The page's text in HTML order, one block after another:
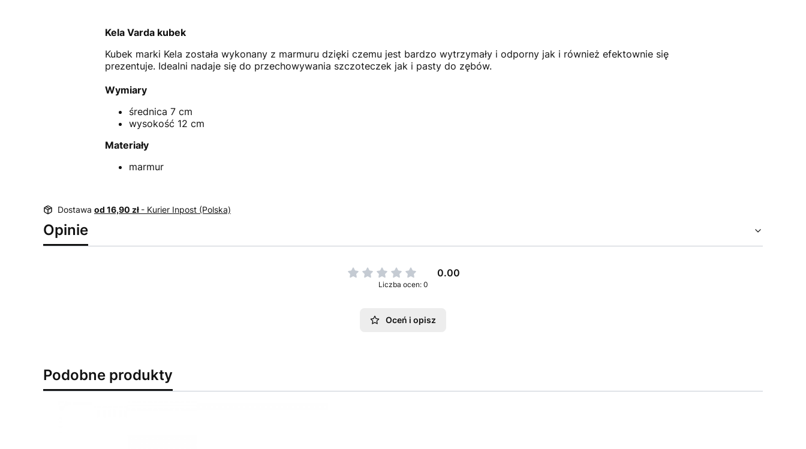
Kela Varda kubek
Kubek marki Kela została wykonany z marmuru dzięki czemu jest bardzo wytrzymały i odporny jak i również efektownie się
prezentuje. Idealni nadaje się do przechowywania szczoteczek jak i pasty do zębów.
Wymiary
średnica 7 cm
wysokość 12 cm
Materiały
marmur
Dostawa od 16,90 zł - Kurier Inpost (Polska)
Opinie
0.00
Liczba ocen: 0
Oceń i opisz
Podobne produkty